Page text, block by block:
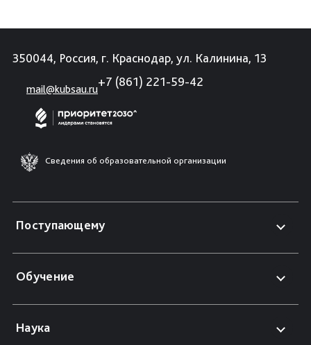
350044, Россия, г. Краснодар, ул. Калинина, 13
mail@kubsau.ru
+7 (861) 221-59-42
Сведения об образовательной организации
Поступающему
Обучение
Наука